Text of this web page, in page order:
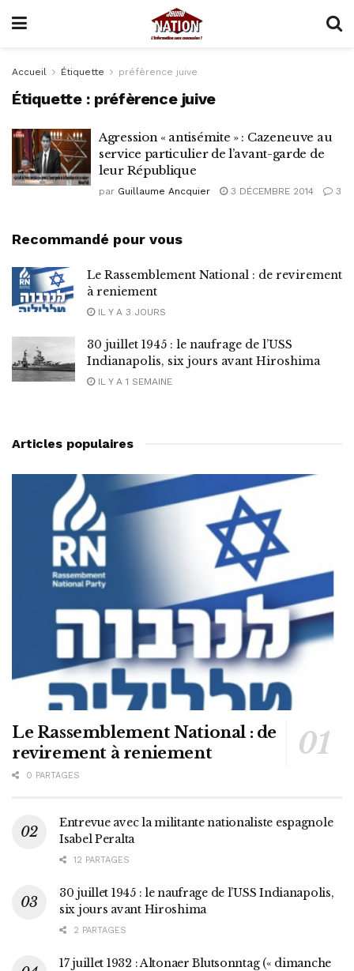
Accueil Étiquette préfèrence juive
Étiquette : préfèrence juive
Agression « antisémite » : Cazeneuve au
service particulier de l’avant-garde de
leur République
par Guillaume Ancquier 3 DÉCEMBRE 2014 3
Recommandé pour vous
Le Rassemblement National : de revirement
à reniement
IL Y A 3 JOURS
30 juillet 1945 : le naufrage de l’USS
Indianapolis, six jours avant Hiroshima
IL Y A 1 SEMAINE
Articles populaires
Le Rassemblement National : de
revirement à reniement
0 PARTAGES
Entrevue avec la militante nationaliste espagnole
Isabel Peralta
12 PARTAGES
30 juillet 1945 : le naufrage de l’USS Indianapolis,
six jours avant Hiroshima
2 PARTAGES
17 juillet 1932 : Altonaer Blutsonntag (« dimanche